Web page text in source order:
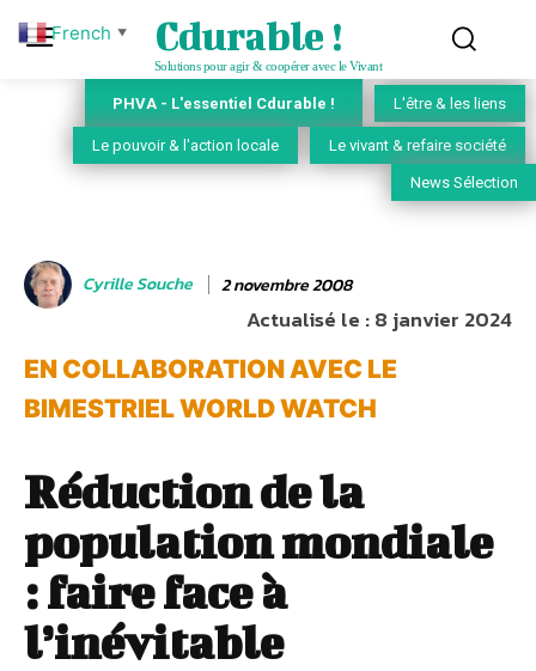
Cdurable !
Solutions pour agir & coopérer avec le Vivant
PHVA - L'essentiel Cdurable ! L'être & les liens
Le pouvoir & l'action locale Le vivant & refaire société
News Sélection
Cyrille Souche 2 novembre 2008
Actualisé le :8 janvier 2024
EN COLLABORATION AVEC LE
BIMESTRIEL WORLD WATCH
Réduction de la
population mondiale
: faire face à
l’inévitable
French ▼